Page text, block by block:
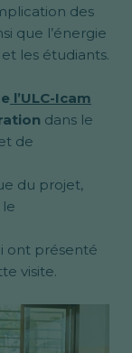
des
que l’énergie
les étudiants.
l’ULC-Icam
dans le
de
du projet,
ont présenté
visite.